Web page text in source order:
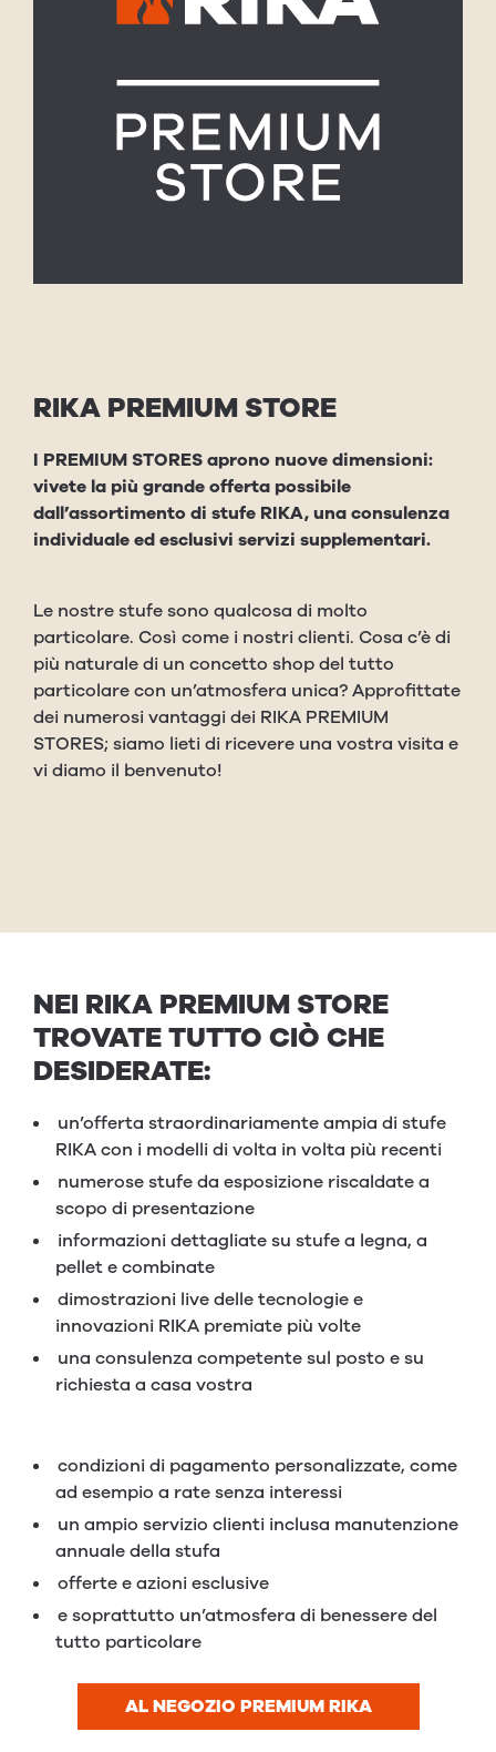
RIKA PREMIUM STORE
I PREMIUM STORES aprono nuove dimensioni:
vivete la più grande offerta possibile
dall’assortimento di stufe RIKA, una consulenza
individuale ed esclusivi servizi supplementari.
Le nostre stufe sono qualcosa di molto
particolare. Così come i nostri clienti. Cosa c’è di
più naturale di un concetto shop del tutto
particolare con un’atmosfera unica? Approfittate
dei numerosi vantaggi dei RIKA PREMIUM
STORES; siamo lieti di ricevere una vostra visita e
vi diamo il benvenuto!
NEI RIKA PREMIUM STORE
TROVATE TUTTO CIÒ CHE
DESIDERATE:
un’offerta straordinariamente ampia di stufe
RIKA con i modelli di volta in volta più recenti
numerose stufe da esposizione riscaldate a
scopo di presentazione
informazioni dettagliate su stufe a legna, a
pellet e combinate
dimostrazioni live delle tecnologie e
innovazioni RIKA premiate più volte
una consulenza competente sul posto e su
richiesta a casa vostra
condizioni di pagamento personalizzate, come
ad esempio a rate senza interessi
un ampio servizio clienti inclusa manutenzione
annuale della stufa
offerte e azioni esclusive
e soprattutto un’atmosfera di benessere del
tutto particolare
AL NEGOZIO PREMIUM RIKA